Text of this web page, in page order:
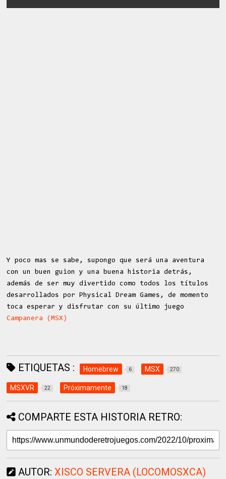
Y poco mas se sabe, supongo que será una aventura
con un buen guion y una buena historia detrás,
además de ser muy divertido como todos los títulos
desarrollados por Physical Dream Games, de momento
toca esperar y disfrutar con su último juego
Campanera (MSX)
ETIQUETAS : Homebrew 6 MSX 270
MSXVR 22 Próximamente 18
COMPARTE ESTA HISTORIA RETRO:
AUTOR: XISCO SERVERA (LOCOMOSXCA)